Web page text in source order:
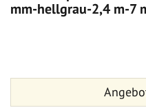
mm-hellgrau-2,4 m-7
Bildergalerie
Bildergalerie